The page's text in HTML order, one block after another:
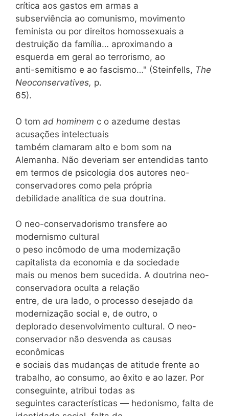
crítica aos gastos em armas a
subserviência ao comunismo, movimento
feminista ou por direitos homossexuais a
destruição da família… aproximando a
esquerda em geral ao terrorismo, ao
anti-semitismo e ao fascismo…" (Steinfells, The
Neoconservatives, p.
65).
O tom ad hominem c o azedume destas
acusações intelectuais
também clamaram alto e bom som na
Alemanha. Não deveriam ser entendidas tanto
em termos de psicologia dos autores neo-
conservadores como pela própria
debilidade analítica de sua doutrina.
O neo-conservadorismo transfere ao
modernismo cultural
o peso incômodo de uma modernização
capitalista da economia e da sociedade
mais ou menos bem sucedida. A doutrina neo-
conservadora oculta a relação
entre, de ura lado, o processo desejado da
modernização social e, de outro, o
deplorado desenvolvimento cultural. O neo-
conservador não desvenda as causas
econômicas
e sociais das mudanças de atitude frente ao
trabalho, ao consumo, ao êxito e ao lazer. Por
conseguinte, atribui todas as
seguintes características — hedonismo, falta de